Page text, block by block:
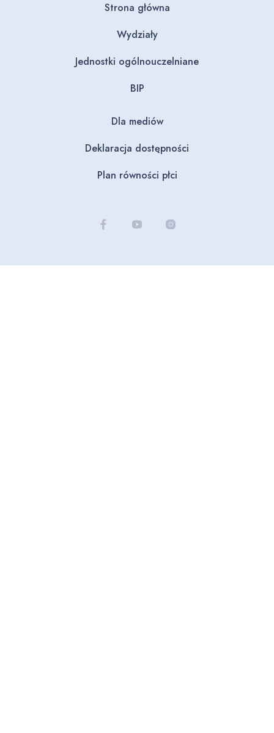
Strona główna
Wydziały
Jednostki ogólnouczelniane
BIP
Dla mediów
Deklaracja dostępności
Plan równości płci